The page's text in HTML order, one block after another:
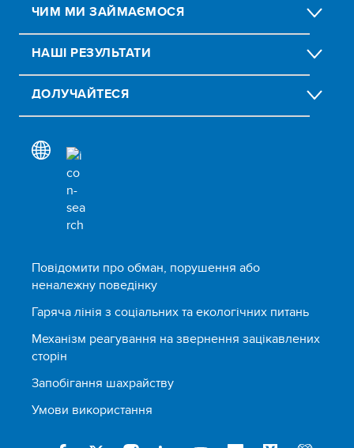
ЧИМ МИ ЗАЙМАЄМОСЯ
НАШІ РЕЗУЛЬТАТИ
ДОЛУЧАЙТЕСЯ
Повідомити про обман, порушення або
неналежну поведінку
Гаряча лінія з соціальних та екологічних питань
Механізм реагування на звернення зацікавлених
сторін
Запобігання шахрайству
Умови використання